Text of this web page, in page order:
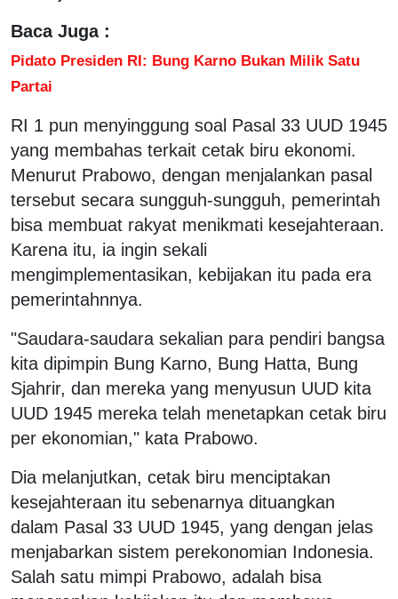
Baca Juga :
Pidato Presiden RI: Bung Karno Bukan Milik Satu
Partai
RI 1 pun menyinggung soal Pasal 33 UUD 1945
yang membahas terkait cetak biru ekonomi.
Menurut Prabowo, dengan menjalankan pasal
tersebut secara sungguh-sungguh, pemerintah
bisa membuat rakyat menikmati kesejahteraan.
Karena itu, ia ingin sekali
mengimplementasikan, kebijakan itu pada era
pemerintahnnya.
"Saudara-saudara sekalian para pendiri bangsa
kita dipimpin Bung Karno, Bung Hatta, Bung
Sjahrir, dan mereka yang menyusun UUD kita
UUD 1945 mereka telah menetapkan cetak biru
per ekonomian," kata Prabowo.
Dia melanjutkan, cetak biru menciptakan
kesejahteraan itu sebenarnya dituangkan
dalam Pasal 33 UUD 1945, yang dengan jelas
menjabarkan sistem perekonomian Indonesia.
Salah satu mimpi Prabowo, adalah bisa